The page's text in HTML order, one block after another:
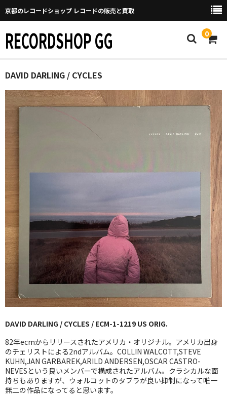
京都のレコードショップ レコードの販売と買取
RECORDSHOP GG 0
Home
マイページ
Categories
新譜
GG RECORD （当店のレーベル）
全商品
JAZZ-US
BLUE NOTE
JAZZ-EU
JAZZ-JP
JAZZ-VOCAL
J-POP
DAVID DARLING / CYCLES
DAVID DARLING / CYCLES / ECM-1-1219 US ORIG.
82年ecmからリリースされたアメリカ・オリジナル。アメリカ出身
のチェリストによる2ndアルバム。COLLIN WALCOTT,STEVE
KUHN,JAN GARBAREK,ARILD ANDERSEN,OSCAR CASTRO-
NEVESという良いメンバーで構成されたアルバム。クラシカルな面
持ちもありますが、ウォルコットのタブラが良い抑制になって唯一
無二の作品になってると思います。